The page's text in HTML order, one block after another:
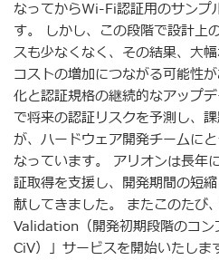
なってからWi-Fi認証用のサンプ
す。 しかし、この段階で設計上
スも少なくなく、その結果、大
コストの増加につながる可能性
化と認証規格の継続的なアップ
で将来の認証リスクを予測し、
が、ハードウェア開発チームに
なっています。 アリオンは長年
証取得を支援し、開発期間の短
献してきました。 またこのたび
Validation（開発初期段階のコン
CiV）」サービスを開始いたし